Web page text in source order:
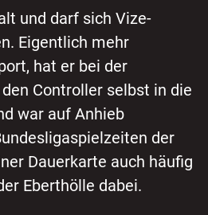
und darf sich Vize-
Eigentlich mehr
hat er bei der
Controller selbst in die
war auf Anhieb
der
Dauerkarte auch häufig
Eberthölle dabei.